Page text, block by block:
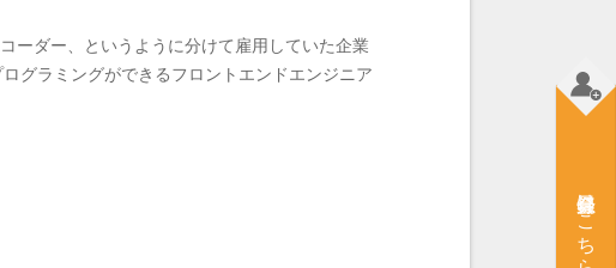
ーダー、というように分けて雇用していた企業
グラミングができるフロントエンドエンジニア
会員登録はこちら（無料）